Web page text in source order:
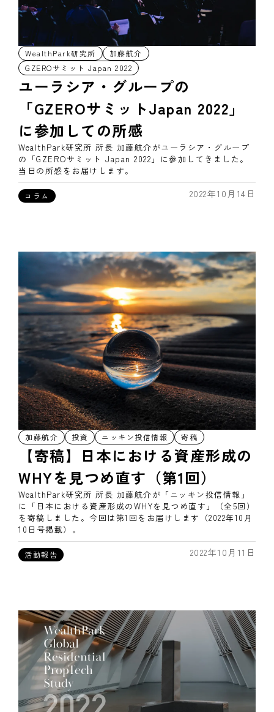
WealthPark研究所
加藤航介
GZEROサミット Japan 2022
ユーラシア・グループの
「GZEROサミットJapan 2022」
に参加しての所感
WealthPark研究所 所長 加藤航介がユーラシア・グループ
の「GZEROサミット Japan 2022」に参加してきました。
当日の所感をお届けします。
コラム 2022年10月14日
加藤航介 投資 ニッキン投信情報 寄稿
【寄稿】日本における資産形成の
WHYを見つめ直す（第1回）
WealthPark研究所 所長 加藤航介が「ニッキン投信情報」
に「日本における資産形成のWHYを見つめ直す」（全5回）
を寄稿しました。今回は第1回をお届けします（2022年10月
10日号掲載）。
活動報告 2022年10月11日